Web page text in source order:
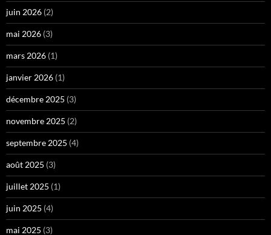
juin 2026 (2)
mai 2026 (3)
mars 2026 (1)
janvier 2026 (1)
décembre 2025 (3)
novembre 2025 (2)
septembre 2025 (4)
août 2025 (3)
juillet 2025 (1)
juin 2025 (4)
mai 2025 (3)